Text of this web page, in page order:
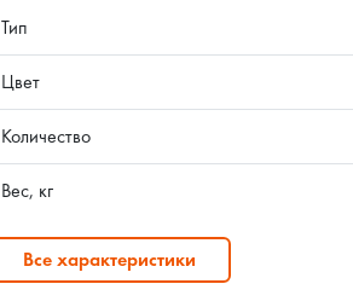
Тип
Цвет
Количество
Вес, кг
Все характеристики